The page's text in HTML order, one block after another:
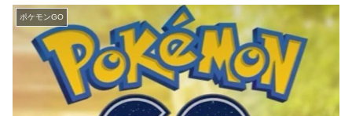
ポケモンGO